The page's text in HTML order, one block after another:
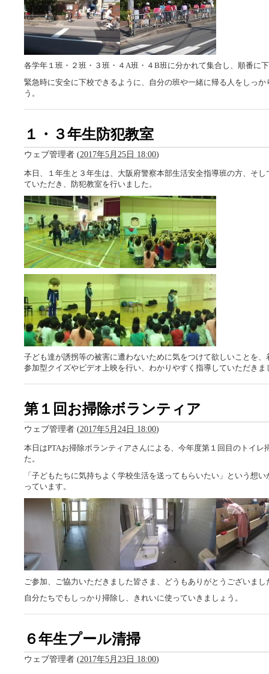
各学年１班・２班・３班・４A班・４B班に分かれて集合し、順番に
緊急時に安全に下校できるように、自分の班や一緒に帰る人をしっか
う。
１・３年生防犯教室
ウェブ管理者 (2017年5月25日 18:00)
本日、１年生と３年生は、大阪府警察本部生活安全指導班の方、そし
ていただき、防犯教室を行いました。
子ども達が誘拐等の被害に遭わないために気をつけて欲しいことを、
参加型クイズやビデオ上映を行い、わかりやすく指導していただきま
第１回お掃除ボランティア
ウェブ管理者 (2017年5月24日 18:00)
本日はPTAお掃除ボランティアさんによる、今年度第１回目のトイレ
た。
「子どもたちに気持ちよく学校生活を送ってもらいたい」という想
っています。
ご参加、ご協力いただきました皆さま、どうもありがとうございまし
自分たちでもしっかり掃除し、きれいに使っていきましょう。
６年生プール清掃
ウェブ管理者 (2017年5月23日 18:00)